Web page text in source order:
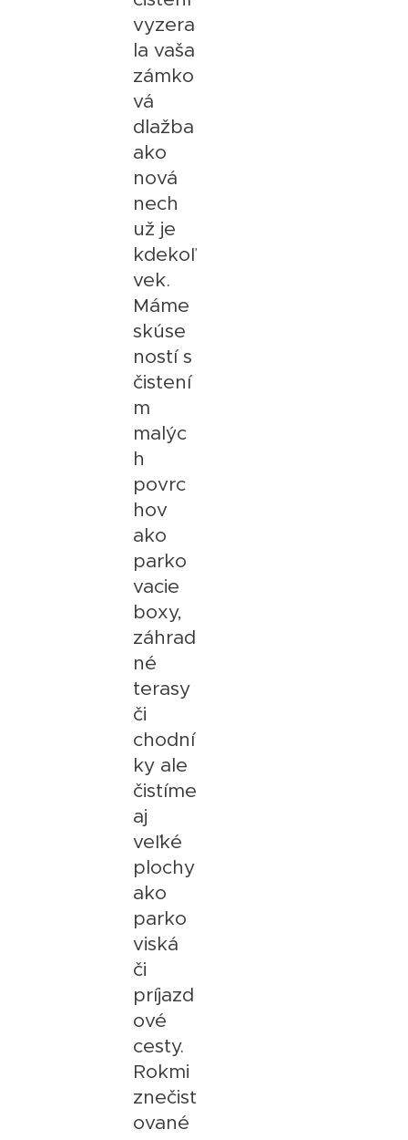
vyzera
la vaša
zámko
vá
dlažba
ako
nová
nech
už je
kdekoľ
vek.
Máme
skúse
ností s
čistení
m
malýc
h
povrc
hov
ako
parko
vacie
boxy,
záhrad
né
terasy
či
chodní
ky ale
čistíme
aj
veľké
plochy
ako
parko
viská
či
príjazd
ové
cesty.
Rokmi
znečisť
ované